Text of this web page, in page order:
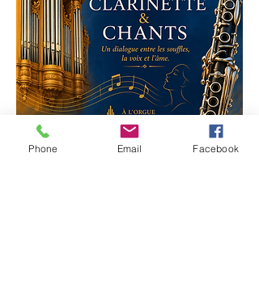
Phone Email Facebook